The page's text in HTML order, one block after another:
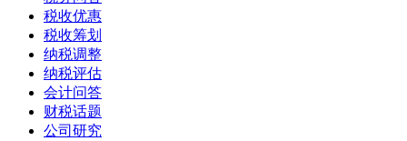
税收优惠
税收筹划
纳税调整
纳税评估
会计问答
财税话题
公司研究